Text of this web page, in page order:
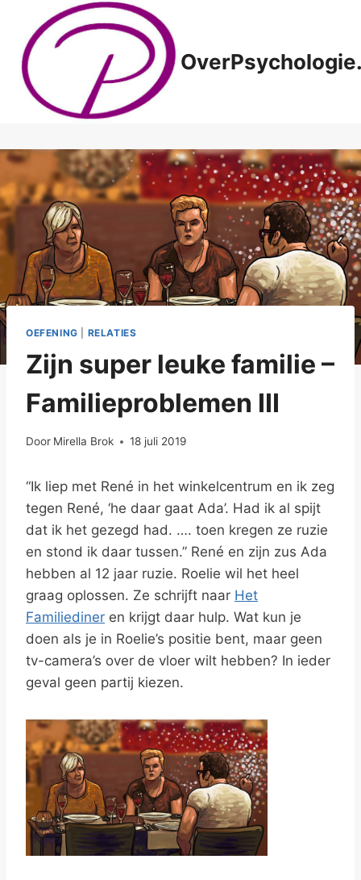
Doorgaan
inhoud
OEFENING RELATIES
Zijn super leuke familie –
Familieproblemen III
Door Mirella Brok 18 juli 2019
“Ik liep met René in het winkelcentrum en ik zeg
tegen René, ‘he daar gaat Ada’. Had ik al spijt
dat ik het gezegd had. …. toen kregen ze ruzie
en stond ik daar tussen.” René en zijn zus Ada
hebben al 12 jaar ruzie. Roelie wil het heel
graag oplossen. Ze schrijft naar Het
Familiediner en krijgt daar hulp. Wat kun je
doen als je in Roelie’s positie bent, maar geen
tv-camera’s over de vloer wilt hebben? In ieder
geval geen partij kiezen.